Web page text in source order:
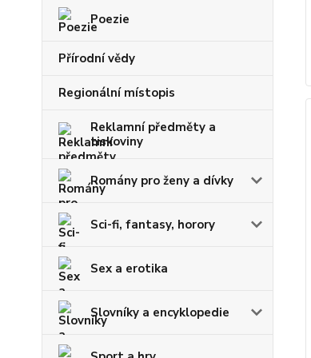
Poezie
Přírodní vědy
Regionální místopis
Reklamní předměty a
tiskoviny
Romány pro ženy a dívky
Sci-fi, fantasy, horory
Sex a erotika
Slovníky a encyklopedie